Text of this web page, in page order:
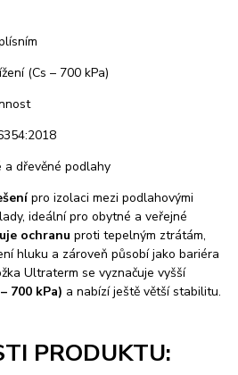
(Cs – 700 kPa)
a dřevěné podlahy
pro izolaci mezi podlahovými
ideální pro obytné a veřejné
ochranu proti tepelným ztrátám,
hluku a zároveň působí jako bariéra
Ultraterm se vyznačuje vyšší
700 kPa) a nabízí ještě větší stabilitu.
PRODUKTU: